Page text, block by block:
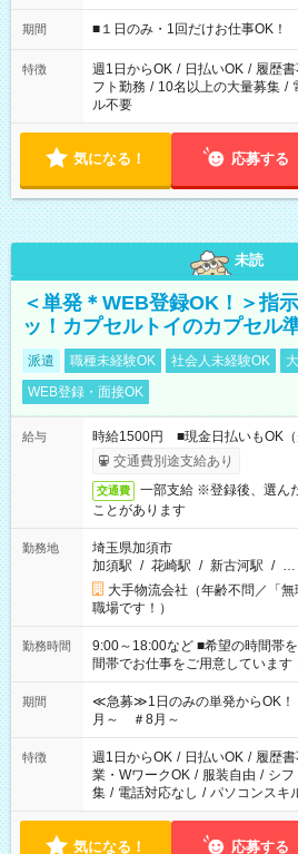
etc ★最短で3時間で5,120円のお仕事から 15時間で2万円近く稼
げるお仕事も！ ご希望のお時間に合わせてご紹介！ ※シフトは
ください！
期間 ■１日のみ・1回だけお仕事OK！
特徴 週1日からOK / 日払いOK / 履歴
フト勤務 / 10名以上の大量募集 /
ル不要
気になる！ 応募する
未読
＜単発＊WEB登録OK！＞指
ッ！カプセルトイのカプセル
派遣 職種未経験OK 社会人未経験OK
WEB登録・面接OK
給与
時給1500円 ■現金日払いもOK（
交通費別途支給あり
交通費
一部支給 ※登録後、選ん
ことがあります
勤務地
埼玉県加須市
加須駅 / 花崎駅 / 新古河駅 / …
大手物流会社（年齢不問／「
職場です！）
勤務時間
9:00～18:00など ■希望の時間帯を選べます！ ▼
間帯でお仕事をご用意していま
17:00～22:00 13:00～22:00
期間
≪急募≫1日のみの単発からOK
月～ ＃8月～
特徴 週1日からOK / 日払いOK / 履歴
業・WワークOK / 服装自由 / シフ
集 / 電話対応なし / パソコンスキ
気になる！ 応募する